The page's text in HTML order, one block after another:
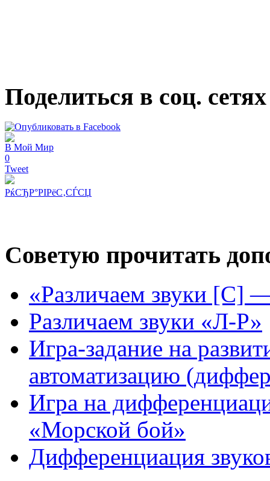
Поделиться в соц. сетях
В Мой Мир
0
Tweet
РќСЂР°РІРёС‚СЃСЏ
Советую прочитать
«Различаем звуки
Различаем звуки «Л-Р»
Игра-задание на
автоматизацию
Игра на
«Морской бой»
Дифференциация